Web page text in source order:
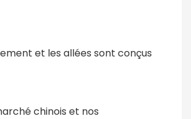
et les allées sont conçus
chinois et nos